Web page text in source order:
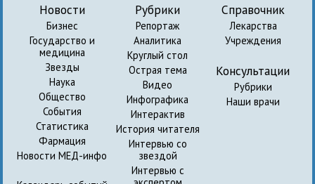
Новости
Бизнес
Государство и
медицина
Звезды
Наука
Общество
События
Статистика
Фармация
Новости МЕД-инфо
Рубрики
Репортаж
Аналитика
Круглый стол
Острая тема
Видео
Инфографика
Интерактив
История читателя
Интервью со
звездой
Интервью с
Справочник
Лекарства
Учреждения
Консультации
Рубрики
Наши врачи